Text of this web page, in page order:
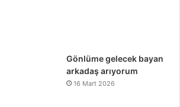
Gönlüme gelecek bayan
arkadaş arıyorum
16 Mart 2026